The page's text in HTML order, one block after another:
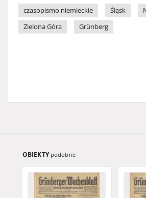
czasopismo niemieckie
Śląsk
Zielona Góra
Grünberg
OBIEKTY podobne